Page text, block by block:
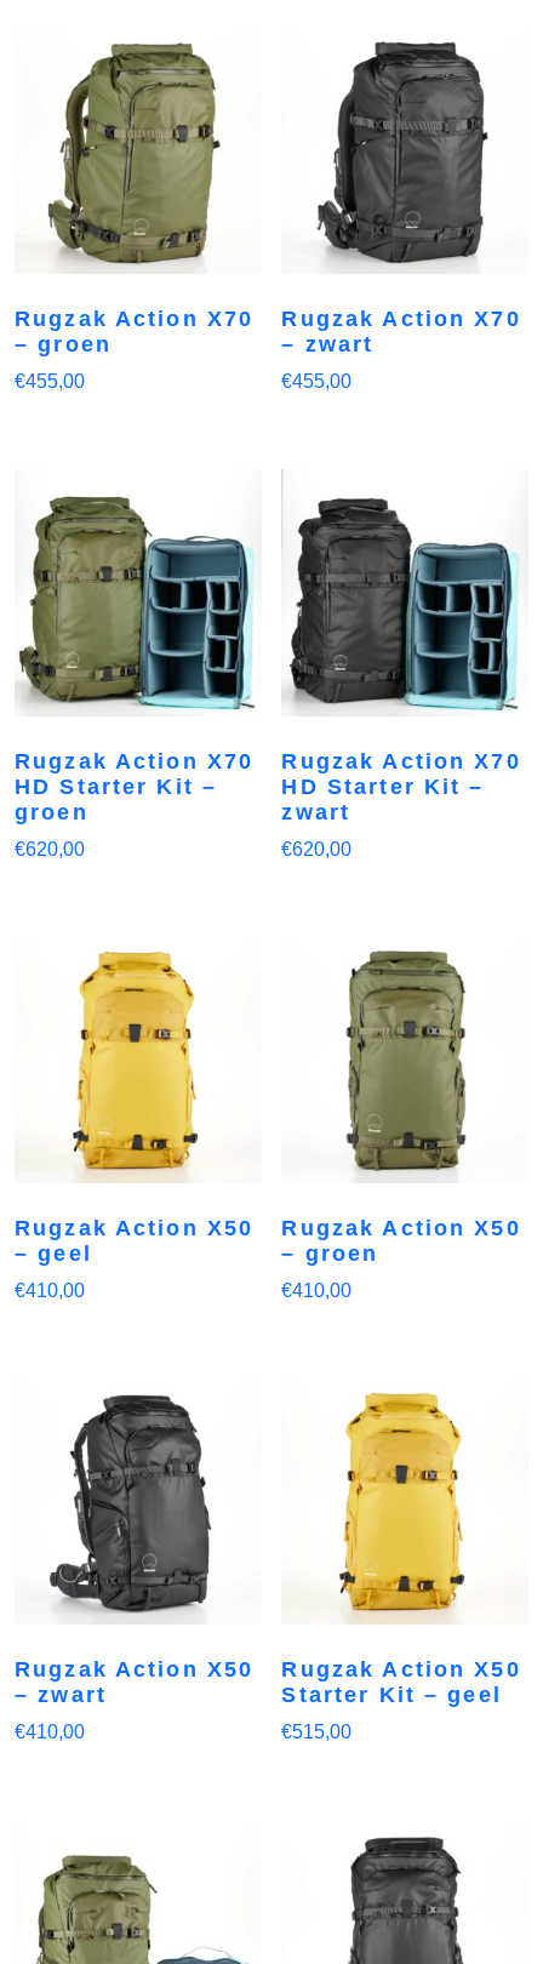
Rugzak Action X70
– groen
€455,00
Rugzak Action X70
– zwart
€455,00
Rugzak Action X70
HD Starter Kit –
groen
€620,00
Rugzak Action X70
HD Starter Kit –
zwart
€620,00
Rugzak Action X50
– geel
€410,00
Rugzak Action X50
– groen
€410,00
Rugzak Action X50
– zwart
€410,00
Rugzak Action X50
Starter Kit – geel
€515,00